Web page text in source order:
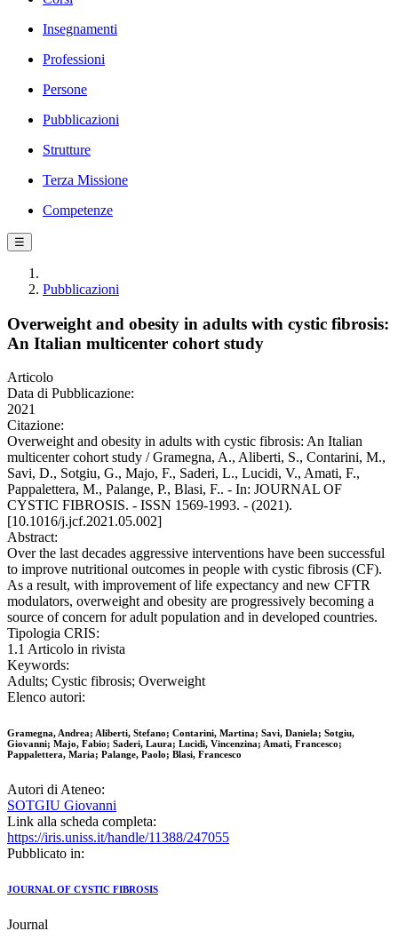
Insegnamenti
Professioni
Persone
Pubblicazioni
Strutture
Terza Missione
Competenze
☰
Pubblicazioni
Overweight and obesity in adults with cystic fibrosis:
An Italian multicenter cohort study
Articolo
Data di Pubblicazione:
2021
Citazione:
Overweight and obesity in adults with cystic fibrosis: An Italian
multicenter cohort study / Gramegna, A., Aliberti, S., Contarini, M.,
Savi, D., Sotgiu, G., Majo, F., Saderi, L., Lucidi, V., Amati, F.,
Pappalettera, M., Palange, P., Blasi, F.. - In: JOURNAL OF
CYSTIC FIBROSIS. - ISSN 1569-1993. - (2021).
[10.1016/j.jcf.2021.05.002]
Abstract:
Over the last decades aggressive interventions have been successful
to improve nutritional outcomes in people with cystic fibrosis (CF).
As a result, with improvement of life expectancy and new CFTR
modulators, overweight and obesity are progressively becoming a
source of concern for adult population and in developed countries.
Tipologia CRIS:
1.1 Articolo in rivista
Keywords:
Adults; Cystic fibrosis; Overweight
Elenco autori:
Gramegna, Andrea; Aliberti, Stefano; Contarini, Martina; Savi, Daniela; Sotgiu,
Giovanni; Majo, Fabio; Saderi, Laura; Lucidi, Vincenzina; Amati, Francesco;
Pappalettera, Maria; Palange, Paolo; Blasi, Francesco
Autori di Ateneo:
SOTGIU Giovanni
Link alla scheda completa:
https://iris.uniss.it/handle/11388/247055
Pubblicato in:
JOURNAL OF CYSTIC FIBROSIS
Journal